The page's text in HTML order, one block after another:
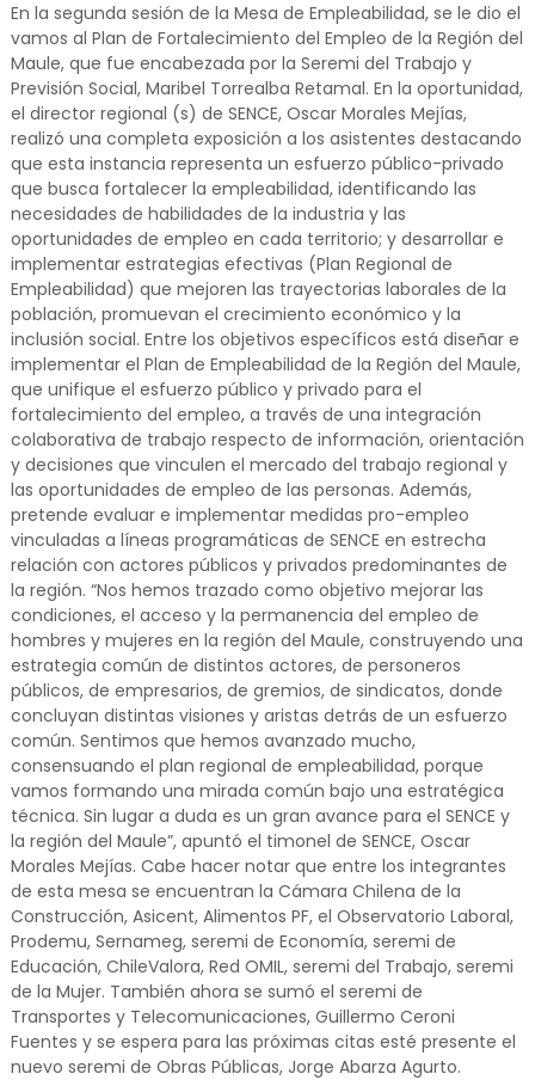
En la segunda sesión de la Mesa de Empleabilidad, se le dio el
vamos al Plan de Fortalecimiento del Empleo de la Región del
Maule, que fue encabezada por la Seremi del Trabajo y
Previsión Social, Maribel Torrealba Retamal. En la oportunidad,
el director regional (s) de SENCE, Oscar Morales Mejías,
realizó una completa exposición a los asistentes destacando
que esta instancia representa un esfuerzo público-privado
que busca fortalecer la empleabilidad, identificando las
necesidades de habilidades de la industria y las
oportunidades de empleo en cada territorio; y desarrollar e
implementar estrategias efectivas (Plan Regional de
Empleabilidad) que mejoren las trayectorias laborales de la
población, promuevan el crecimiento económico y la
inclusión social. Entre los objetivos específicos está diseñar e
implementar el Plan de Empleabilidad de la Región del Maule,
que unifique el esfuerzo público y privado para el
fortalecimiento del empleo, a través de una integración
colaborativa de trabajo respecto de información, orientación
y decisiones que vinculen el mercado del trabajo regional y
las oportunidades de empleo de las personas. Además,
pretende evaluar e implementar medidas pro-empleo
vinculadas a líneas programáticas de SENCE en estrecha
relación con actores públicos y privados predominantes de
la región. “Nos hemos trazado como objetivo mejorar las
condiciones, el acceso y la permanencia del empleo de
hombres y mujeres en la región del Maule, construyendo una
estrategia común de distintos actores, de personeros
públicos, de empresarios, de gremios, de sindicatos, donde
concluyan distintas visiones y aristas detrás de un esfuerzo
común. Sentimos que hemos avanzado mucho,
consensuando el plan regional de empleabilidad, porque
vamos formando una mirada común bajo una estratégica
técnica. Sin lugar a duda es un gran avance para el SENCE y
la región del Maule”, apuntó el timonel de SENCE, Oscar
Morales Mejías. Cabe hacer notar que entre los integrantes
de esta mesa se encuentran la Cámara Chilena de la
Construcción, Asicent, Alimentos PF, el Observatorio Laboral,
Prodemu, Sernameg, seremi de Economía, seremi de
Educación, ChileValora, Red OMIL, seremi del Trabajo, seremi
de la Mujer. También ahora se sumó el seremi de
Transportes y Telecomunicaciones, Guillermo Ceroni
Fuentes y se espera para las próximas citas esté presente el
nuevo seremi de Obras Públicas, Jorge Abarza Agurto.